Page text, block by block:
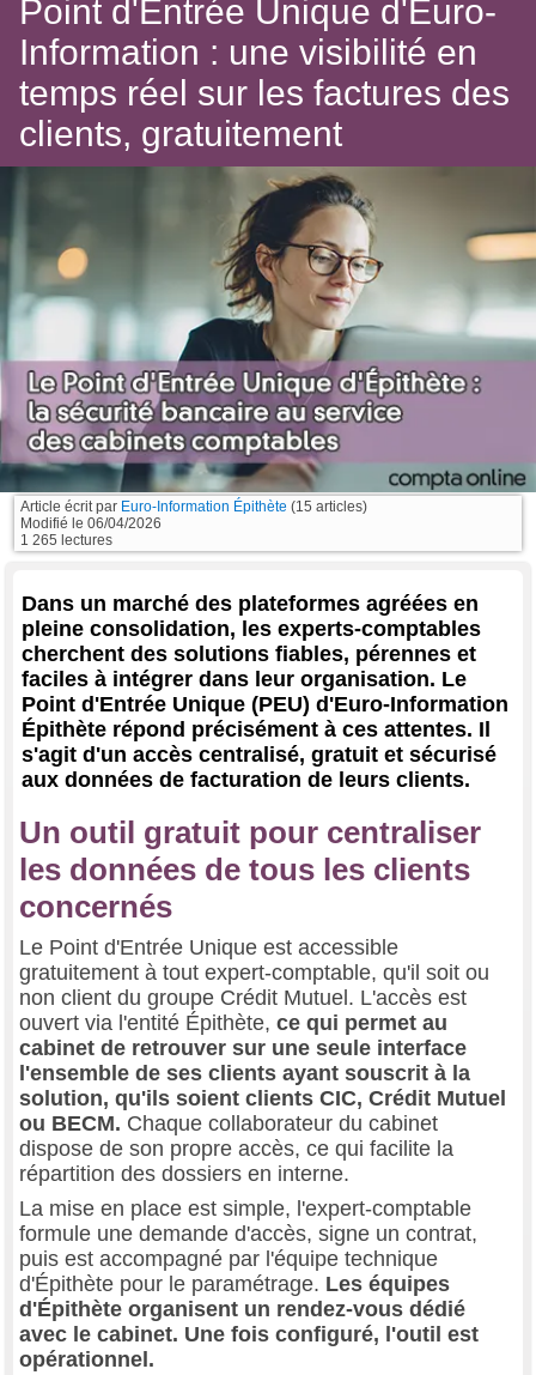
Point d'Entrée Unique d'Euro-
Information : une visibilité en
temps réel sur les factures des
clients, gratuitement
Article écrit par Euro-Information Épithète (15 articles)
Modifié le 06/04/2026
1 265 lectures
Dans un marché des plateformes agréées en
pleine consolidation, les experts-comptables
cherchent des solutions fiables, pérennes et
faciles à intégrer dans leur organisation. Le
Point d'Entrée Unique (PEU) d'Euro-Information
Épithète répond précisément à ces attentes. Il
s'agit d'un accès centralisé, gratuit et sécurisé
aux données de facturation de leurs clients.
Un outil gratuit pour centraliser
les données de tous les clients
concernés
Le Point d'Entrée Unique est accessible
gratuitement à tout expert-comptable, qu'il soit ou
non client du groupe Crédit Mutuel. L'accès est
ouvert via l'entité Épithète, ce qui permet au
cabinet de retrouver sur une seule interface
l'ensemble de ses clients ayant souscrit à la
solution, qu'ils soient clients CIC, Crédit Mutuel
ou BECM. Chaque collaborateur du cabinet
dispose de son propre accès, ce qui facilite la
répartition des dossiers en interne.
La mise en place est simple, l'expert-comptable
formule une demande d'accès, signe un contrat,
puis est accompagné par l'équipe technique
d'Épithète pour le paramétrage. Les équipes
d'Épithète organisent un rendez-vous dédié
avec le cabinet. Une fois configuré, l'outil est
opérationnel.